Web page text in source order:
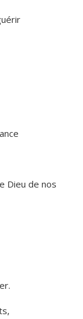
Dieu de nos